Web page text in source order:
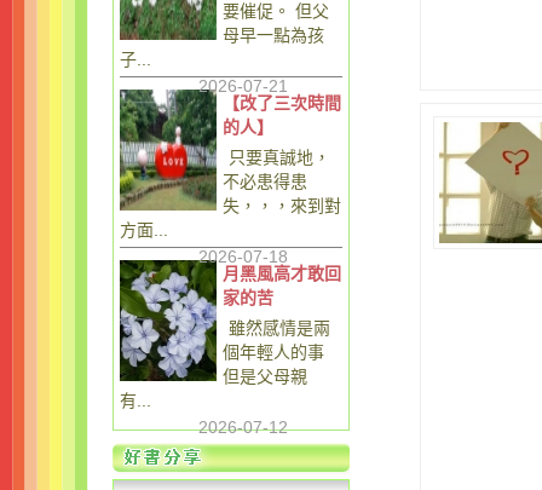
要催促。 但父
母早一點為孩
子...
2026-07-21
【改了三次時間
的人】
只要真誠地，
不必患得患
失，，，來到對
方面...
2026-07-18
月黑風高才敢回
家的苦
雖然感情是兩
個年輕人的事
但是父母親
有...
2026-07-12